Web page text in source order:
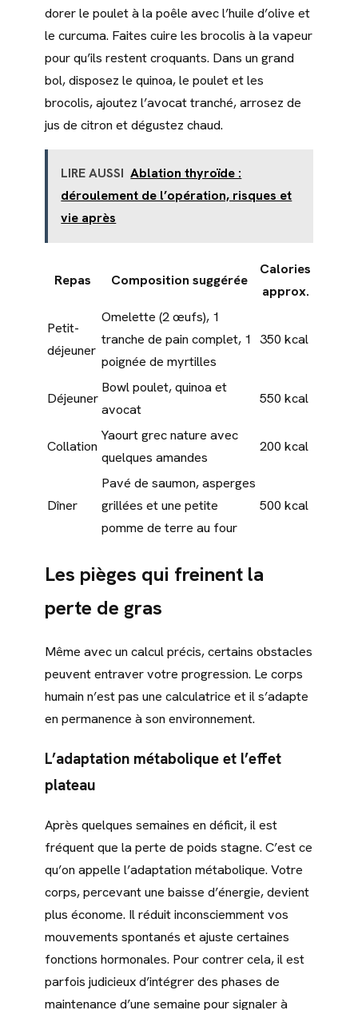
dorer le poulet à la poêle avec l’huile d’olive et
le curcuma. Faites cuire les brocolis à la vapeur
pour qu’ils restent croquants. Dans un grand
bol, disposez le quinoa, le poulet et les
brocolis, ajoutez l’avocat tranché, arrosez de
jus de citron et dégustez chaud.
LIRE AUSSI Ablation thyroïde :
déroulement de l’opération, risques et
vie après
Repas Composition suggérée
Calories
approx.
Petit-
déjeuner
Omelette (2 œufs), 1
tranche de pain complet, 1
poignée de myrtilles
350 kcal
Déjeuner
Bowl poulet, quinoa et
avocat
550 kcal
Collation
Yaourt grec nature avec
quelques amandes
200 kcal
Dîner
Pavé de saumon, asperges
grillées et une petite
pomme de terre au four
500 kcal
Les pièges qui freinent la
perte de gras
Même avec un calcul précis, certains obstacles
peuvent entraver votre progression. Le corps
humain n’est pas une calculatrice et il s’adapte
en permanence à son environnement.
L’adaptation métabolique et l’effet
plateau
Après quelques semaines en déficit, il est
fréquent que la perte de poids stagne. C’est ce
qu’on appelle l’adaptation métabolique. Votre
corps, percevant une baisse d’énergie, devient
plus économe. Il réduit inconsciemment vos
mouvements spontanés et ajuste certaines
fonctions hormonales. Pour contrer cela, il est
parfois judicieux d’intégrer des phases de
maintenance d’une semaine pour signaler à